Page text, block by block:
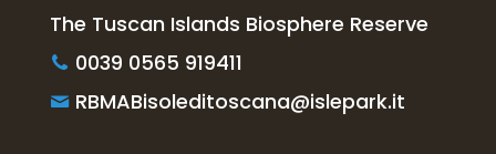
The Tuscan Islands Biosphere Reserve
0039 0565 919411
RBMABisoleditoscana@islepark.it